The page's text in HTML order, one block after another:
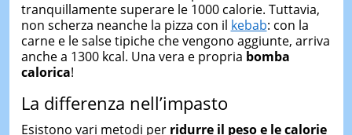
tranquillamente superare le 1000 calorie. Tuttavia,
non scherza neanche la pizza con il kebab: con la
carne e le salse tipiche che vengono aggiunte, arriva
anche a 1300 kcal. Una vera e propria bomba
calorica!
La differenza nell’impasto
Esistono vari metodi per ridurre il peso e le calorie